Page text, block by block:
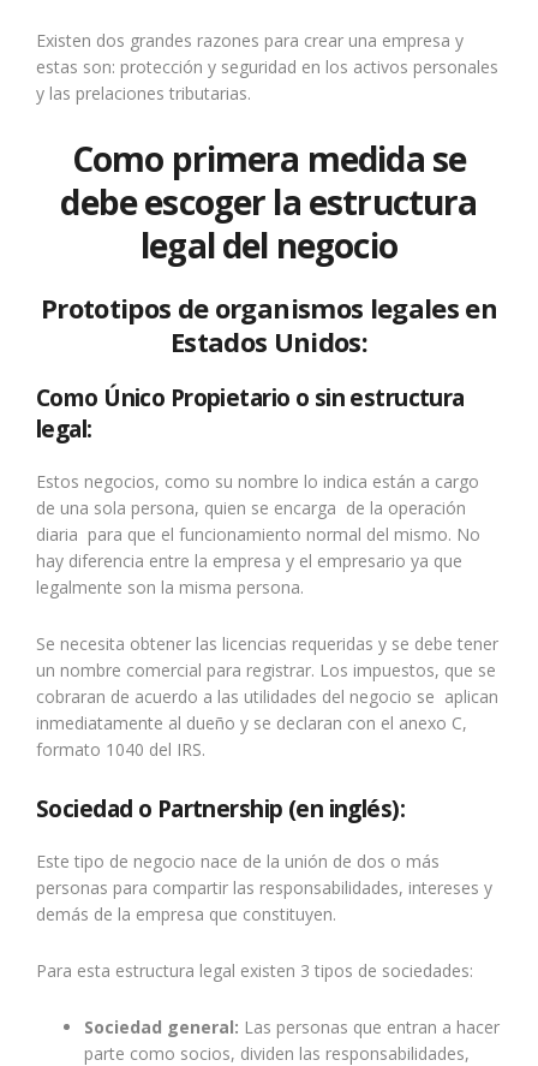
Existen dos grandes razones para crear una empresa y
estas son: protección y seguridad en los activos personales
y las prelaciones tributarias.
Como primera medida se
debe escoger la estructura
legal del negocio
Prototipos de organismos legales en
Estados Unidos:
Como Único Propietario o sin estructura
legal:
Estos negocios, como su nombre lo indica están a cargo
de una sola persona, quien se encarga de la operación
diaria para que el funcionamiento normal del mismo. No
hay diferencia entre la empresa y el empresario ya que
legalmente son la misma persona.
Se necesita obtener las licencias requeridas y se debe tener
un nombre comercial para registrar. Los impuestos, que se
cobraran de acuerdo a las utilidades del negocio se aplican
inmediatamente al dueño y se declaran con el anexo C,
formato 1040 del IRS.
Sociedad o Partnership (en inglés):
Este tipo de negocio nace de la unión de dos o más
personas para compartir las responsabilidades, intereses y
demás de la empresa que constituyen.
Para esta estructura legal existen 3 tipos de sociedades:
Sociedad general: Las personas que entran a hacer
parte como socios, dividen las responsabilidades,